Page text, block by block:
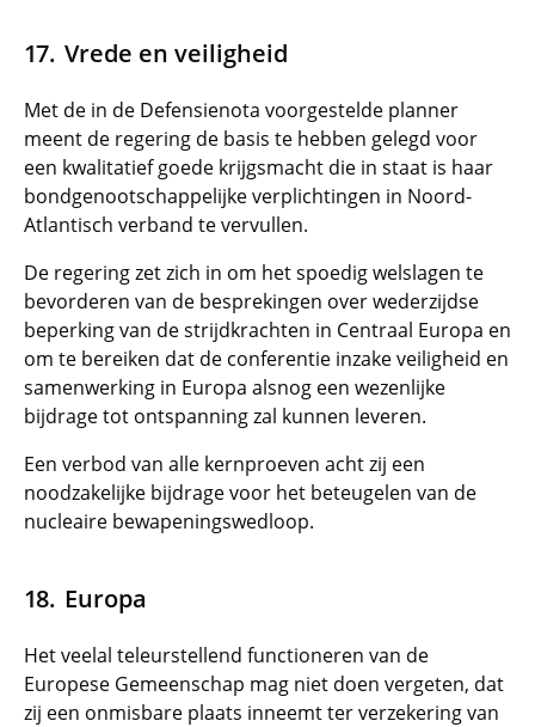
Vrede en veiligheid
Met de in de Defensienota voorgestelde planner
meent de regering de basis te hebben gelegd voor
een kwalitatief goede krijgsmacht die in staat is haar
bondgenootschappelijke verplichtingen in Noord-
Atlantisch verband te vervullen.
De regering zet zich in om het spoedig welslagen te
bevorderen van de besprekingen over wederzijdse
beperking van de strijdkrachten in Centraal Europa en
om te bereiken dat de conferentie inzake veiligheid en
samenwerking in Europa alsnog een wezenlijke
bijdrage tot ontspanning zal kunnen leveren.
Een verbod van alle kernproeven acht zij een
noodzakelijke bijdrage voor het beteugelen van de
nucleaire bewapeningswedloop.
Europa
Het veelal teleurstellend functioneren van de
Europese Gemeenschap mag niet doen vergeten, dat
zij een onmisbare plaats inneemt ter verzekering van